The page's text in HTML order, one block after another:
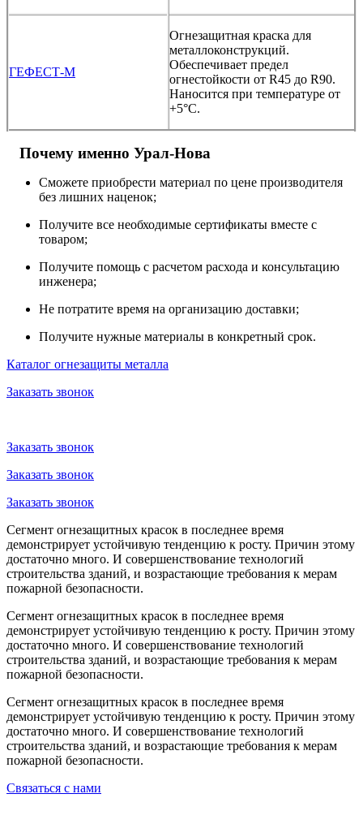
ГЕФЕСТ-М
Огнезащитная краска для
металлоконструкций.
Обеспечивает предел
огнестойкости от R45 до R90.
Наносится при температуре от
+5°С.
Почему именно Урал-Нова
Сможете приобрести материал по цене производителя
без лишних наценок;
Получите все необходимые сертификаты вместе с
товаром;
Получите помощь с расчетом расхода и консультацию
инженера;
Не потратите время на организацию доставки;
Получите нужные материалы в конкретный срок.
Каталог огнезащиты металла
Заказать звонок
Заказать звонок
Заказать звонок
Заказать звонок
Сегмент огнезащитных красок в последнее время
демонстрирует устойчивую тенденцию к росту. Причин этому
достаточно много. И совершенствование технологий
строительства зданий, и возрастающие требования к мерам
пожарной безопасности.
Сегмент огнезащитных красок в последнее время
демонстрирует устойчивую тенденцию к росту. Причин этому
достаточно много. И совершенствование технологий
строительства зданий, и возрастающие требования к мерам
пожарной безопасности.
Сегмент огнезащитных красок в последнее время
демонстрирует устойчивую тенденцию к росту. Причин этому
достаточно много. И совершенствование технологий
строительства зданий, и возрастающие требования к мерам
пожарной безопасности.
Связаться с нами